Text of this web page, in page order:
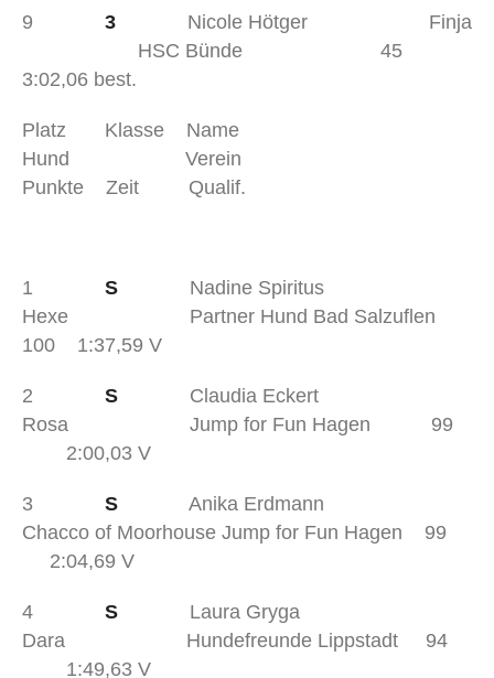
9 3 Nicole Hötger Finja
HSC Bünde 45
3:02,06 best.
Platz Klasse Name
Hund Verein
Punkte Zeit Qualif.
1 S Nadine Spiritus
Hexe Partner Hund Bad Salzuflen
100 1:37,59 V
2 S Claudia Eckert
Rosa Jump for Fun Hagen 99
2:00,03 V
3 S Anika Erdmann
Chacco of Moorhouse Jump for Fun Hagen 99
2:04,69 V
4 S Laura Gryga
Dara Hundefreunde Lippstadt 94
1:49,63 V